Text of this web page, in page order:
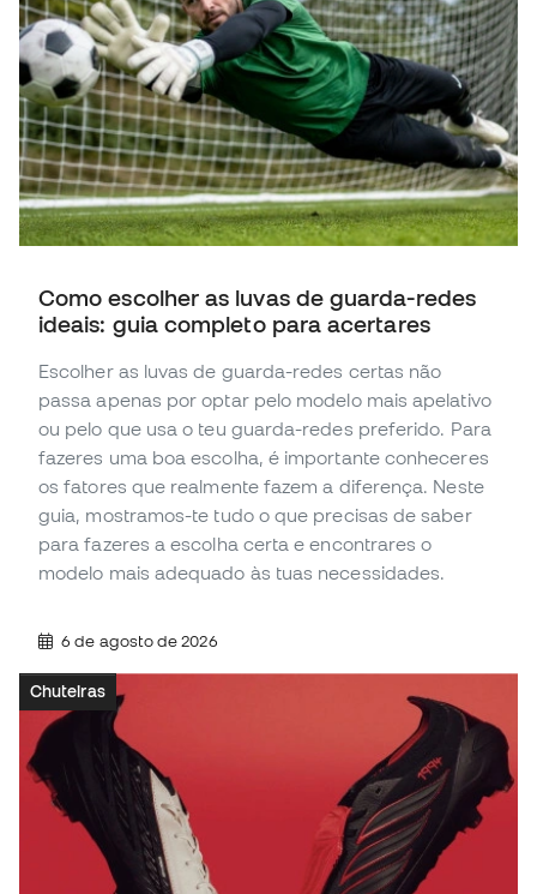
Como escolher as luvas de guarda-redes
ideais: guia completo para acertares
Escolher as luvas de guarda-redes certas não
passa apenas por optar pelo modelo mais apelativo
ou pelo que usa o teu guarda-redes preferido. Para
fazeres uma boa escolha, é importante conheceres
os fatores que realmente fazem a diferença. Neste
guia, mostramos-te tudo o que precisas de saber
para fazeres a escolha certa e encontrares o
modelo mais adequado às tuas necessidades.
6 de agosto de 2026
Chuteiras